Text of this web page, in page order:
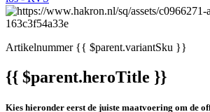
Artikelnummer{{ $parent.variantSku }}
{{ $parent.heroTitle }}
Kies hieronder eerst de juiste maatvoering om de